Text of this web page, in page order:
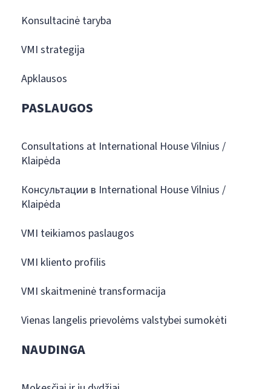
Konsultacinė taryba
VMI strategija
Apklausos
PASLAUGOS
Consultations at International House Vilnius /
Klaipėda
Консультации в International House Vilnius /
Klaipėda
VMI teikiamos paslaugos
VMI kliento profilis
VMI skaitmeninė transformacija
Vienas langelis prievolėms valstybei sumokėti
NAUDINGA